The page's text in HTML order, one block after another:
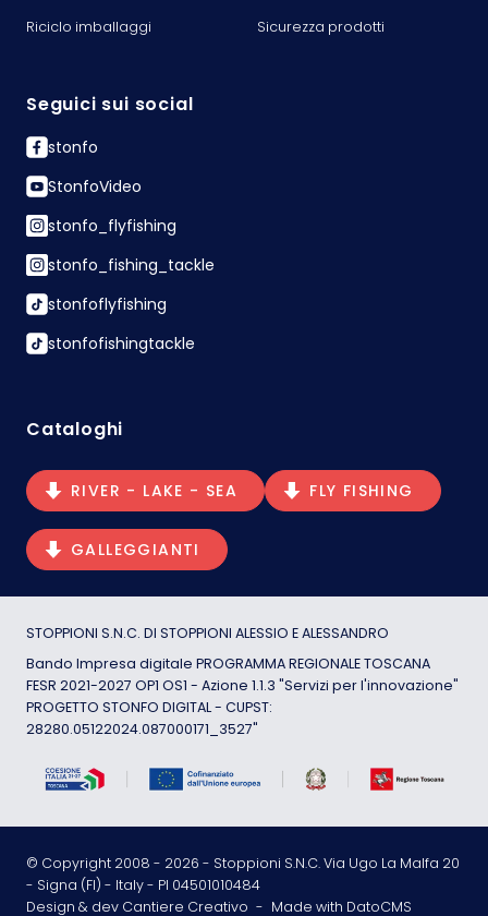
Riciclo imballaggi Sicurezza prodotti
Seguici sui social
stonfo
StonfoVideo
stonfo_flyfishing
stonfo_fishing_tackle
stonfoflyfishing
stonfofishingtackle
Cataloghi
RIVER - LAKE - SEA FLY FISHING
GALLEGGIANTI
STOPPIONI S.N.C. DI STOPPIONI ALESSIO E ALESSANDRO
Bando Impresa digitale PROGRAMMA REGIONALE TOSCANA
FESR 2021-2027 OP1 OS1 - Azione 1.1.3 "Servizi per l'innovazione"
PROGETTO STONFO DIGITAL - CUPST:
28280.05122024.087000171_3527"
© Copyright 2008 - 2026 - Stoppioni S.N.C. Via Ugo La Malfa 20
- Signa (FI) - Italy - PI 04501010484
Design & dev Cantiere Creativo - Made with DatoCMS